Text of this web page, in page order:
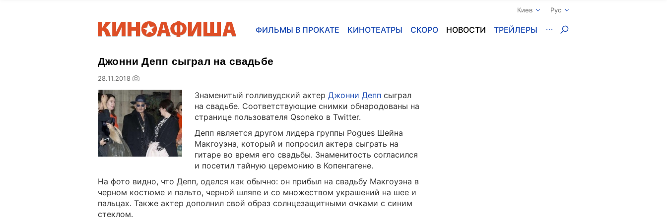
Киев Рус
ФИЛЬМЫ В ПРОКАТЕ КИНОТЕАТРЫ СКОРО НОВОСТИ ТРЕЙЛЕРЫ
Джонни Депп сыграл на свадьбе
28.11.2018
Знаменитый голливудский актер Джонни Депп сыграл
на свадьбе. Соответствующие снимки обнародованы на
странице пользователя Qsoneko в Twitter.
Депп является другом лидера группы Pogues Шейна
Макгоуэна, который и попросил актера сыграть на
гитаре во время его свадьбы. Знаменитость согласился
и посетил тайную церемонию в Копенгагене.
На фото видно, что Депп, оделся как обычно: он прибыл на свадьбу Макгоуэна в
черном костюме и пальто, черной шляпе и со множеством украшений на шее и
пальцах. Также актер дополнил свой образ солнцезащитными очками с синим
стеклом.